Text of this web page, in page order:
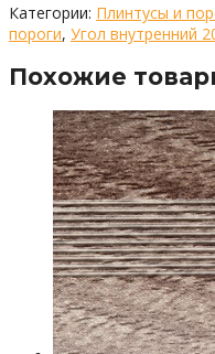
Категории: Плинтусы и
пороги, Угол внутренний
Похожие